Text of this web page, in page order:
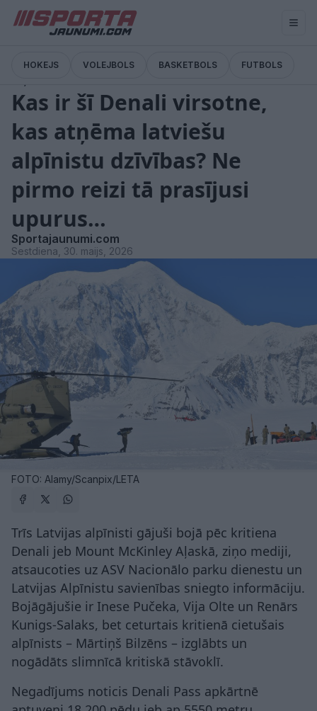
HOKEJS VOLEJBOLS BASKETBOLS FUTBOLS
Kas ir šī Denali virsotne,
kas atņēma latviešu
alpīnistu dzīvības? Ne
pirmo reizi tā prasījusi
upurus…
Sportajaunumi.com
Sestdiena, 30. maijs, 2026
FOTO: Alamy/Scanpix/LETA
Trīs Latvijas alpīnisti gājuši bojā pēc kritiena
Denali jeb Mount McKinley Aļaskā, ziņo mediji,
atsaucoties uz ASV Nacionālo parku dienestu un
Latvijas Alpīnistu savienības sniegto informāciju.
Bojāgājušie ir Inese Pučeka, Vija Olte un Renārs
Kunigs-Salaks, bet ceturtais kritienā cietušais
alpīnists – Mārtiņš Bilzēns – izglābts un
nogādāts slimnīcā kritiskā stāvoklī.
Negadījums noticis Denali Pass apkārtnē